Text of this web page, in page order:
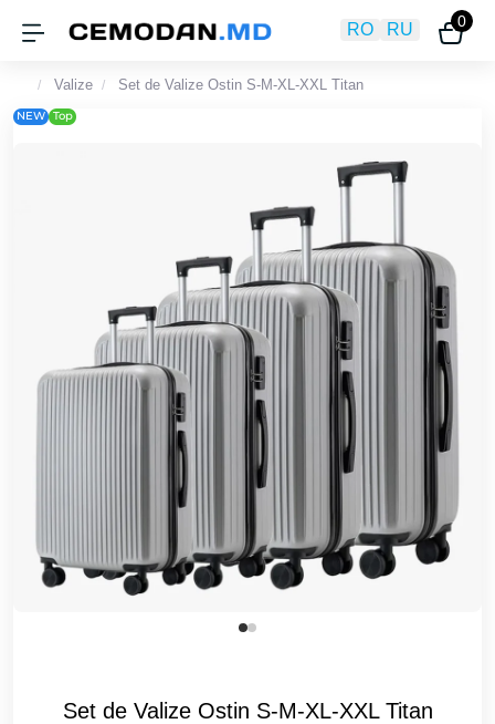
RO RU 0
Valize Set de Valize Ostin S-M-XL-XXL Titan
NEW Top
Set de Valize Ostin S-M-XL-XXL Titan